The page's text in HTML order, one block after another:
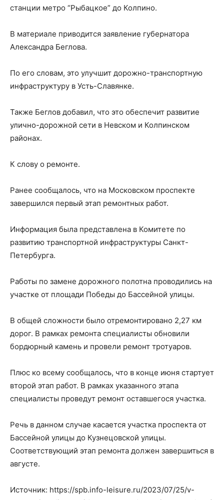
станции метро “Рыбацкое” до Колпино.
В материале приводится заявление губернатора
Александра Беглова.
По его словам, это улучшит дорожно-транспортную
инфраструктуру в Усть-Славянке.
Также Беглов добавил, что это обеспечит развитие
улично-дорожной сети в Невском и Колпинском
районах.
К слову о ремонте.
Ранее сообщалось, что на Московском проспекте
завершился первый этап ремонтных работ.
Информация была представлена в Комитете по
развитию транспортной инфраструктуры Санкт-
Петербурга.
Работы по замене дорожного полотна проводились на
участке от площади Победы до Бассейной улицы.
В общей сложности было отремонтировано 2,27 км
дорог. В рамках ремонта специалисты обновили
бордюрный камень и провели ремонт тротуаров.
Плюс ко всему сообщалось, что в конце июня стартует
второй этап работ. В рамках указанного этапа
специалисты проведут ремонт оставшегося участка.
Речь в данном случае касается участка проспекта от
Бассейной улицы до Кузнецовской улицы.
Соответствующий этап ремонта должен завершиться в
августе.
Источник: https://spb.info-leisure.ru/2023/07/25/v-